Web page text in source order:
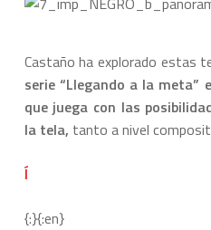
Castaño ha explorado estas
serie “Llegando a la meta”
que juega con las
la tela, tanto a nivel
Í
{:}{:en}